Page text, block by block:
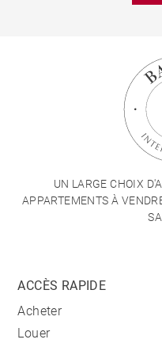
UN LARGE CHOIX
APPARTEMENTS À
ACCÈS RAPIDE
Acheter
Louer